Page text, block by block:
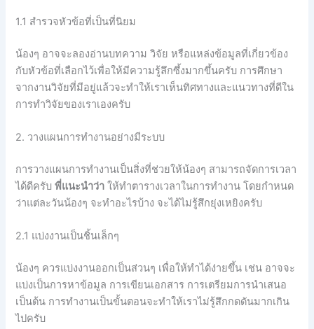
1.1 สำรวจหัวข้อที่เป็นที่นิยม
น้องๆ อาจจะลองอ่านบทความ วิจัย หรือแหล่งข้อมูลที่เกี่ยวข้อง
กับหัวข้อที่เลือกไว้เพื่อให้มีความรู้ลึกซึ้งมากขึ้นครับ การศึกษา
จากงานวิจัยที่มีอยู่แล้วจะทำให้เราเห็นทิศทางและแนวทางที่ดีใน
การทำวิจัยของเราเองครับ
2. วางแผนการทำงานอย่างมีระบบ
การวางแผนการทำงานเป็นสิ่งที่ช่วยให้น้องๆ สามารถจัดการเวลา
ได้ดีครับพี่แนะนำว่า ให้ทำตารางเวลาในการทำงาน โดยกำหนด
ว่าแต่ละวันน้องๆ จะทำอะไรบ้าง จะได้ไม่รู้สึกยุ่งเหยิงครับ
2.1 แบ่งงานเป็นชิ้นเล็กๆ
น้องๆ ควรแบ่งงานออกเป็นส่วนๆ เพื่อให้ทำได้ง่ายขึ้น เช่น อาจจะ
แบ่งเป็นการหาข้อมูล การเขียนเอกสาร การเตรียมการนำเสนอ
เป็นต้น การทำงานเป็นขั้นตอนจะทำให้เราไม่รู้สึกกดดันมากเกิน
ไปครับ